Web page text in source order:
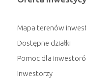
Mapa terenów
Dostępne działki
Pomoc dla
Inwestorzy